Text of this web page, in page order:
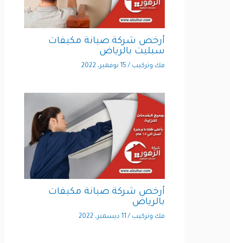
أرخص شركة صيانة مكيفات
سبليت بالرياض
فك وتركيب/15 نوفمبر، 2022
أرخص شركة صيانة مكيفات
بالرياض
فك وتركيب/11 ديسمبر، 2022